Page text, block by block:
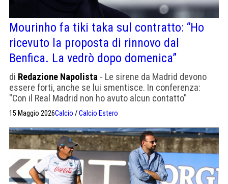
Mourinho fa tiki taka sul contratto: “Ho
ricevuto la proposta di rinnovo dal
Benfica. La vedrò dopo domenica”
di Redazione Napolista - Le sirene da Madrid devono
essere forti, anche se lui smentisce. In conferenza:
"Con il Real Madrid non ho avuto alcun contatto"
15 Maggio 2026Calcio /Calcio Estero